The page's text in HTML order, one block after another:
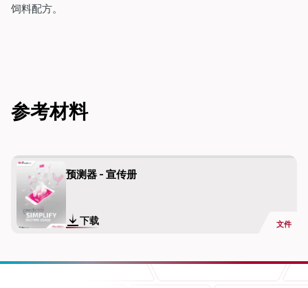
饲料配方。
参考材料
预测器 - 宣传册
下载 文件